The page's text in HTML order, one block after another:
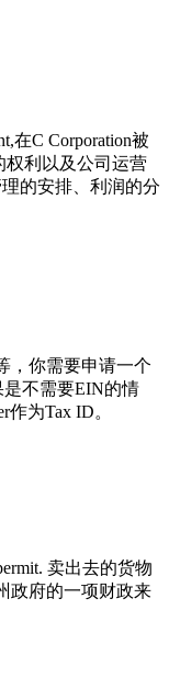
在C Corporation被
权利以及公司运营
的安排、利润的分
，你需要申请一个
是不需要EIN的情
作为Tax ID。
卖出去的货物
政府的一项财政来